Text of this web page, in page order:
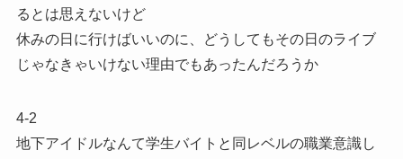
るとは思えないけど
休みの日に行けばいいのに、どうしてもその日のライブ
じゃなきゃいけない理由でもあったんだろうか
4-2
地下アイドルなんて学生バイトと同レベルの職業意識し